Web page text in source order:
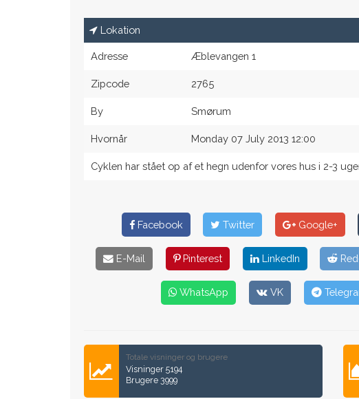
Lokation
Adresse Æblevangen 1
Zipcode 2765
By Smørum
Hvornår Monday 07 July 2013 12:00
Cyklen har stået op af et hegn udenfor vores hus i 2-3
Facebook Twitter Google+
E-Mail Pinterest LinkedIn
WhatsApp VK
Totale visninger og brugere
Visninger 5194
Brugere 3999